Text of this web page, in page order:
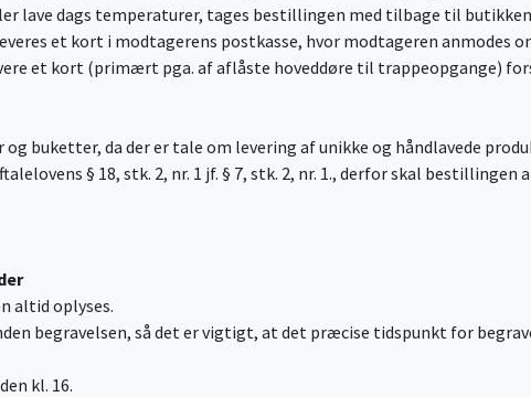
lave dags temperaturer, tages bestillingen med tilbage til
et kort i modtagerens postkasse, hvor modtageren anmodes
et kort (primært pga. af aflåste hoveddøre til trappeopgange)
buketter, da der er tale om levering af unikke og håndlavede
§ 18, stk. 2, nr. 1 jf. § 7, stk. 2, nr. 1., derfor skal bestillingen
altid oplyses.
begravelsen, så det er vigtigt, at det præcise tidspunkt for
kl. 16.